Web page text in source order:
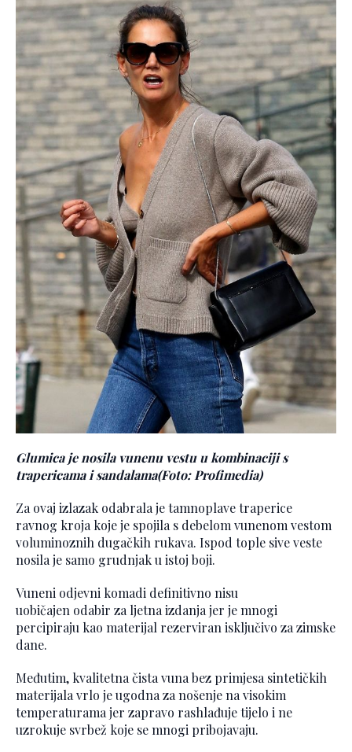
Glumica je nosila vunenu vestu u kombinaciji s
trapericama i sandalama(Foto: Profimedia)
Za ovaj izlazak odabrala je tamnoplave traperice
ravnog kroja koje je spojila s debelom vunenom vestom
voluminoznih dugačkih rukava. Ispod tople sive veste
nosila je samo grudnjak u istoj boji.
Vuneni odjevni komadi definitivno nisu
uobičajen odabir za ljetna izdanja jer je mnogi
percipiraju kao materijal rezerviran isključivo za zimske
dane.
Međutim, kvalitetna čista vuna bez primjesa sintetičkih
materijala vrlo je ugodna za nošenje na visokim
temperaturama jer zapravo rashlađuje tijelo i ne
uzrokuje svrbež koje se mnogi pribojavaju.